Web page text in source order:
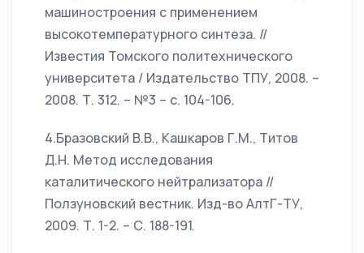
машиностроения с применением
высокотемпературного синтеза. //
Известия Томского политехнического
университета / Издательство ТПУ, 2008. –
2008. Т. 312. – №3 – с. 104-106.
4.Бразовский В.В., Кашкаров Г.М., Титов
Д.Н. Метод исследования
каталитического нейтрализатора //
Ползуновский вестник. Изд-во АлтГ-ТУ,
2009. Т. 1-2. – С. 188-191.